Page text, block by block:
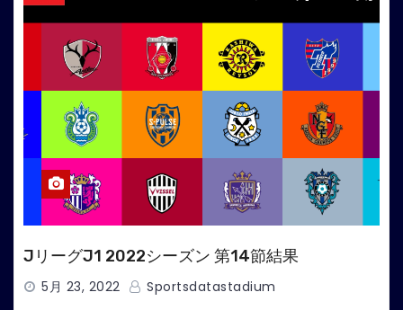
JリーグJ1 2022シーズン 第14節結果
5月 23, 2022 Sportsdatastadium